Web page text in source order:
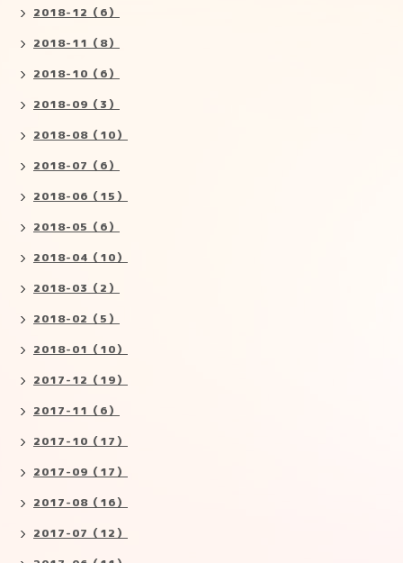
2018-12（6）
2018-11（8）
2018-10（6）
2018-09（3）
2018-08（10）
2018-07（6）
2018-06（15）
2018-05（6）
2018-04（10）
2018-03（2）
2018-02（5）
2018-01（10）
2017-12（19）
2017-11（6）
2017-10（17）
2017-09（17）
2017-08（16）
2017-07（12）